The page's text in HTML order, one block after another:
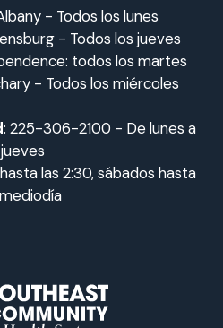
- Todos los lunes
- Todos los jueves
todos los martes
- Todos los miércoles
: 225-306-2100 - De lunes a
jueves
las 2:30, sábados hasta